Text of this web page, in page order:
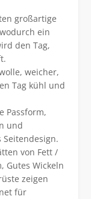
großartige
ein
den Tag,
weicher,
Tag kühl und
Passform,
und
von Fett /
Gutes Wickeln
zeigen
für